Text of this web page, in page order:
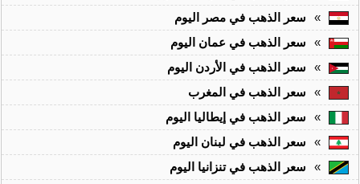
»
سعر الذهب في مصر اليوم
»
سعر الذهب في عمان اليوم
»
سعر الذهب في الأردن اليوم
»
سعر الذهب في المغرب
»
سعر الذهب في إيطاليا اليوم
»
سعر الذهب في لبنان اليوم
»
سعر الذهب في تنزانيا اليوم